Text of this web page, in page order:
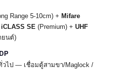
Range 5-10cm) + Mifare
iCLASS SE (Premium) + UHF
ยนต์)
ไป — เชื่อมตู้สามขา/Maglock /